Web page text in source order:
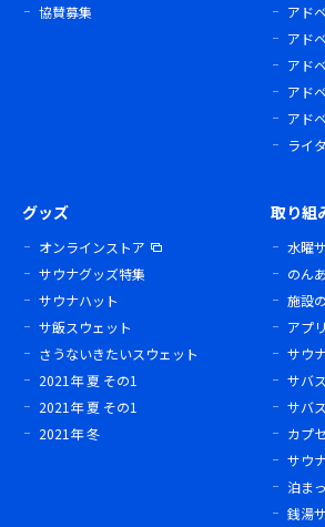
協賛募集
アド
アド
アド
アド
アド
ライ
グッズ
オンラインストア
サウナグッズ特集
サウナハット
サ飯スウェット
さうないきたいスウェット
2021年 夏 その1
2021年 夏 その1
2021年 冬
取り組
水曜
のん
施設
アプ
サウ
サバ
サバ
カプ
サウ
泊ま
銭湯